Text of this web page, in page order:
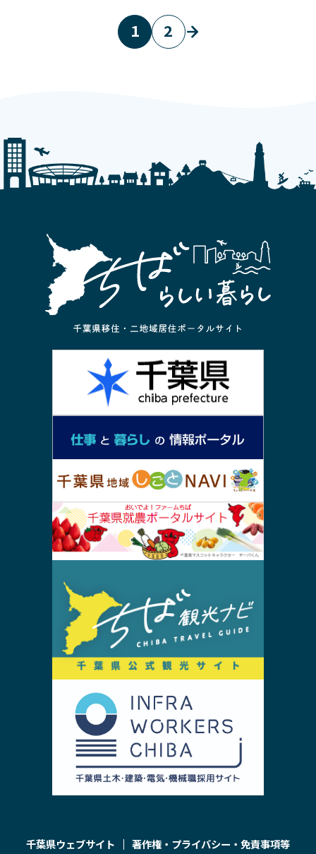
1 2
千葉県ウェブサイト 著作権・プライバシー・免責事項等